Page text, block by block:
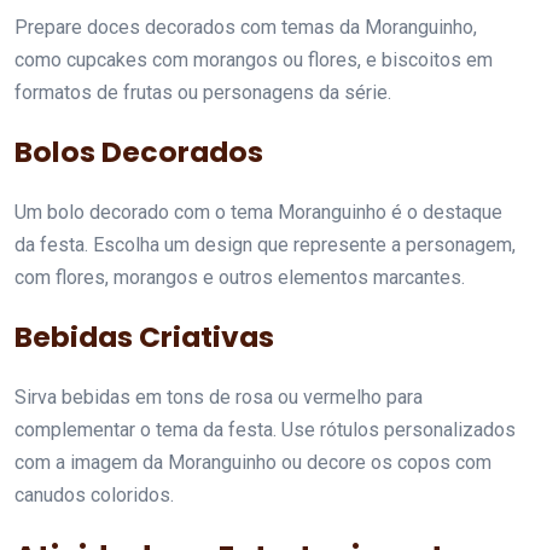
Prepare doces decorados com temas da Moranguinho,
como cupcakes com morangos ou flores, e biscoitos em
formatos de frutas ou personagens da série.
Bolos Decorados
Um bolo decorado com o tema Moranguinho é o destaque
da festa. Escolha um design que represente a personagem,
com flores, morangos e outros elementos marcantes.
Bebidas Criativas
Sirva bebidas em tons de rosa ou vermelho para
complementar o tema da festa. Use rótulos personalizados
com a imagem da Moranguinho ou decore os copos com
canudos coloridos.